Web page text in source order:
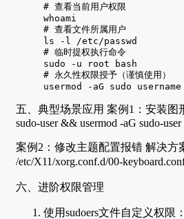
# 查看当前用户权限
whoami
# 查看文件所属用户
ls -l /etc/passwd
# 临时提权执行命令
sudo -u root bash
# 永久性权限授予（谨慎使用）
usermod -aG sudo username
五、典型场景应用 案例1：安装图
sudo-user && usermod -aG sudo-user
案例2：修改主题配置报错 解决方
/etc/X11/xorg.conf.d/00-
六、进阶权限管理
使用sudoers文件自定义权限：